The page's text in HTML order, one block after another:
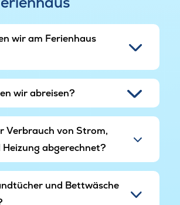
geeignet, da diese das gemütliche
Terrasse können Sie die herrliche
in den schicken Gartenmöbeln
dem Naturgrundstück, welches
ist mit Schaukeln, Sandkasten
auch an die kleinsten Gäste
wird in diesem Ferienhaus
niemandem.
Verständnis, dass dieses Haus
vermietet wird.
wir am Ferienhaus
wir abreisen?
Verbrauch von Strom,
Heizung abgerechnet?
und Bettwäsche